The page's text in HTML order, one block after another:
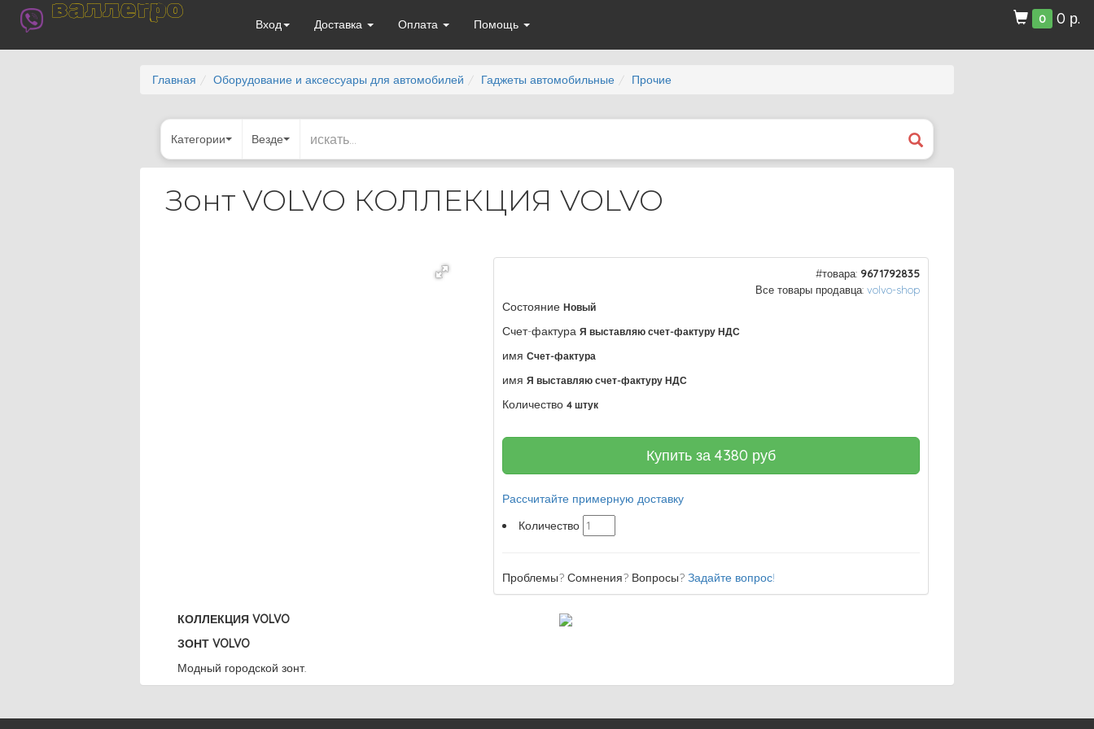
валлегро
Вход Доставка Оплата Помощь 0 0 р.
Главная Оборудование и аксессуары для автомобилей Гаджеты автомобильные Прочие
Категории Везде
Зонт VOLVO КОЛЛЕКЦИЯ VOLVO
#товара: 9671792835
Все товары продавца: volvo-shop
Состояние Новый
Счет-фактура Я выставляю счет-фактуру НДС
имя Счет-фактура
имя Я выставляю счет-фактуру НДС
Количество 4 штук
Купить за4380 руб
Рассчитайте примерную доставку
Количество
Проблемы? Сомнения? Вопросы?Задайте вопрос!
КОЛЛЕКЦИЯ VOLVO
ЗОНТ VOLVO
Модный городской зонт.